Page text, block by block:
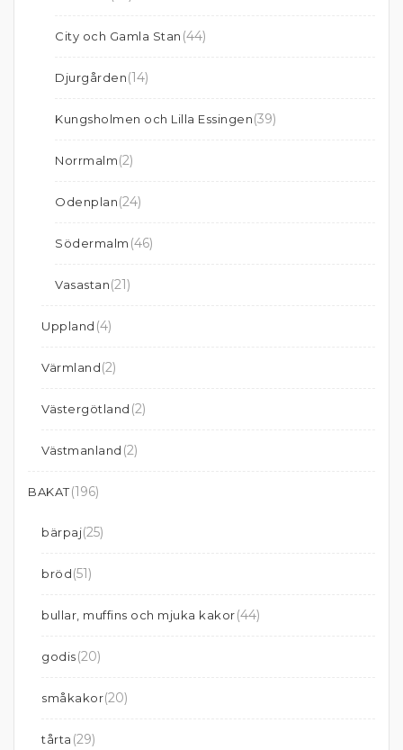
City och Gamla Stan (44)
Djurgården(14)
Kungsholmen och Lilla Essingen(39)
Norrmalm(2)
Odenplan(24)
Södermalm (46)
Vasastan(21)
Uppland (4)
Värmland(2)
Västergötland (2)
Västmanland (2)
BAKAT(196)
bärpaj(25)
bröd(51)
bullar, muffins och mjuka kakor(44)
godis(20)
småkakor(20)
tårta (29)